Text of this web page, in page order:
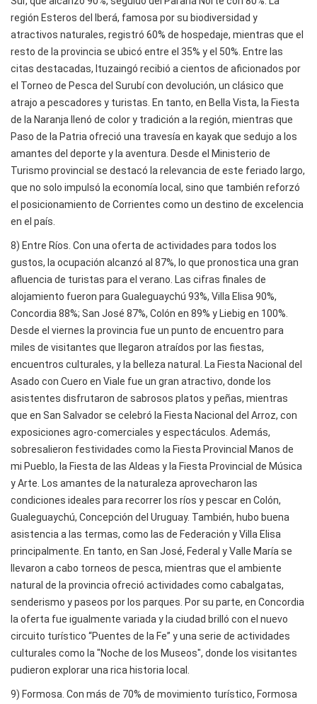
región Esteros del Iberá, famosa por su biodiversidad y
atractivos naturales, registró 60% de hospedaje, mientras que el
resto de la provincia se ubicó entre el 35% y el 50%. Entre las
citas destacadas, Ituzaingó recibió a cientos de aficionados por
el Torneo de Pesca del Surubí con devolución, un clásico que
atrajo a pescadores y turistas. En tanto, en Bella Vista, la Fiesta
de la Naranja llenó de color y tradición a la región, mientras que
Paso de la Patria ofreció una travesía en kayak que sedujo a los
amantes del deporte y la aventura. Desde el Ministerio de
Turismo provincial se destacó la relevancia de este feriado largo,
que no solo impulsó la economía local, sino que también reforzó
el posicionamiento de Corrientes como un destino de excelencia
en el país.
8) Entre Ríos. Con una oferta de actividades para todos los
gustos, la ocupación alcanzó al 87%, lo que pronostica una gran
afluencia de turistas para el verano. Las cifras finales de
alojamiento fueron para Gualeguaychú 93%, Villa Elisa 90%,
Concordia 88%; San José 87%, Colón en 89% y Liebig en 100%.
Desde el viernes la provincia fue un punto de encuentro para
miles de visitantes que llegaron atraídos por las fiestas,
encuentros culturales, y la belleza natural. La Fiesta Nacional del
Asado con Cuero en Viale fue un gran atractivo, donde los
asistentes disfrutaron de sabrosos platos y peñas, mientras
que en San Salvador se celebró la Fiesta Nacional del Arroz, con
exposiciones agro-comerciales y espectáculos. Además,
sobresalieron festividades como la Fiesta Provincial Manos de
mi Pueblo, la Fiesta de las Aldeas y la Fiesta Provincial de Música
y Arte. Los amantes de la naturaleza aprovecharon las
condiciones ideales para recorrer los ríos y pescar en Colón,
Gualeguaychú, Concepción del Uruguay. También, hubo buena
asistencia a las termas, como las de Federación y Villa Elisa
principalmente. En tanto, en San José, Federal y Valle María se
llevaron a cabo torneos de pesca, mientras que el ambiente
natural de la provincia ofreció actividades como cabalgatas,
senderismo y paseos por los parques. Por su parte, en Concordia
la oferta fue igualmente variada y la ciudad brilló con el nuevo
circuito turístico “Puentes de la Fe” y una serie de actividades
culturales como la "Noche de los Museos", donde los visitantes
pudieron explorar una rica historia local.
9) Formosa. Con más de 70% de movimiento turístico, Formosa